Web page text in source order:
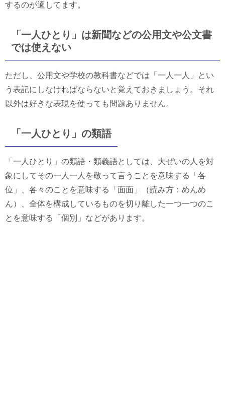
するのが適してます。
「一人ひとり」は新聞などの公用文や公文書
では使えない
ただし、公用文や学校の教科書などでは「一人一人」とい
う表記にしなければならないと覚えておきましょう。それ
以外は好きな表現を使っても問題ありません。
「一人ひとり」の類語
「一人ひとり」の類語・類義語としては、大ぜいの人を対
象にしてその一人一人を敬って言うことを意味する「各
位」、各々のことを意味する「面面」（読み方：めんめ
ん）、全体を構成しているものを切り離した一つ一つのこ
とを意味する「個別」などがあります。